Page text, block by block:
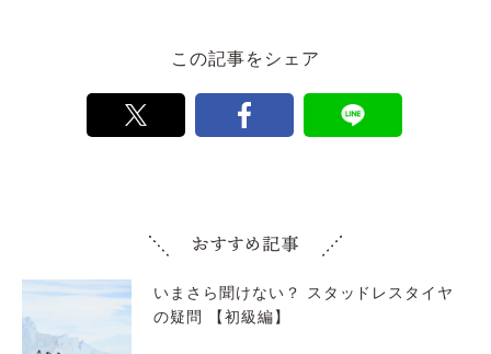
この記事をシェア
いまさら聞けない？ スタッドレスタイヤ
の疑問 【初級編】